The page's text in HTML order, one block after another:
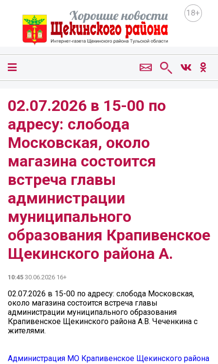
18+
02.07.2026 в 15-00 по
адресу: слобода
Московская, около
магазина состоится
встреча главы
администрации
муниципального
образования Крапивенское
Щекинского района А.
10:45 30.06.2026 16+
02.07.2026 в 15-00 по адресу: слобода Московская,
около магазина состоится встреча главы
администрации муниципального образования
Крапивенское Щекинского района А.В. Чеченкина с
жителями.
Администрация МО Крапивенское Щекинского района